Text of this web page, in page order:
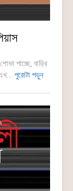
পাচ্ছে, বাড়ির
পুরোটা পড়ুন